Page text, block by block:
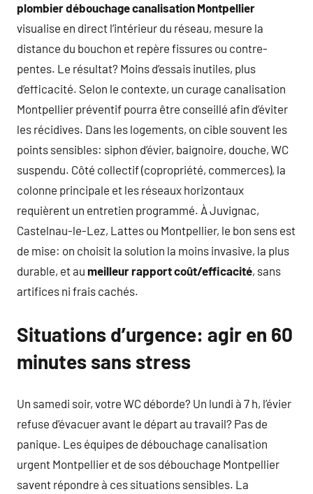
plombier débouchage canalisation Montpellier
visualise en direct l’intérieur du réseau, mesure la
distance du bouchon et repère fissures ou contre-
pentes. Le résultat? Moins d’essais inutiles, plus
d’efficacité. Selon le contexte, un curage canalisation
Montpellier préventif pourra être conseillé afin d’éviter
les récidives. Dans les logements, on cible souvent les
points sensibles: siphon d’évier, baignoire, douche, WC
suspendu. Côté collectif (copropriété, commerces), la
colonne principale et les réseaux horizontaux
requièrent un entretien programmé. À Juvignac,
Castelnau-le-Lez, Lattes ou Montpellier, le bon sens est
de mise: on choisit la solution la moins invasive, la plus
durable, et au meilleur rapport coût/efficacité, sans
artifices ni frais cachés.
Situations d’urgence: agir en 60
minutes sans stress
Un samedi soir, votre WC déborde? Un lundi à 7 h, l’évier
refuse d’évacuer avant le départ au travail? Pas de
panique. Les équipes de débouchage canalisation
urgent Montpellier et de sos débouchage Montpellier
savent répondre à ces situations sensibles. La